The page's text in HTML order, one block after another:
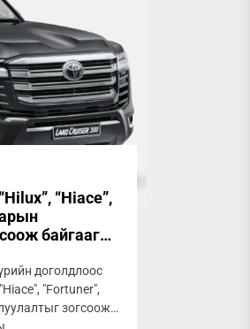
“Hiace”,
байгаагаа
доголдлоос
"Fortuner",
зогсоож